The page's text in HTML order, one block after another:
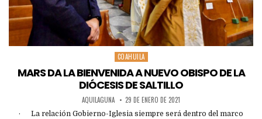
Posted
in
COAHUILA
MARS DA LA BIENVENIDA A NUEVO OBISPO DE LA
DIÓCESIS DE SALTILLO
AQUILAGUNA 29 DE ENERO DE 2021
· La relación Gobierno-Iglesia siempre será dentro del marco